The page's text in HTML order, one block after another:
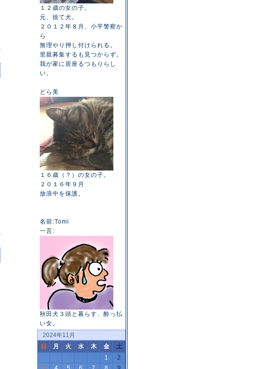
１２歳の女の子。
元、捨て犬。
２０１２年８月、小平警察か
ら
無理やり押し付けられる。
里親募集するも見つからず。
我が家に居座るつもりらし
い。
どら美
１６歳（？）の女の子。
２０１６年９月
放浪中を保護。
名前:Tomi
一言:
秋田犬３頭と暮らす、酔っ払
い女。
2024年11月
日
月 火 水 木 金
土
1
2